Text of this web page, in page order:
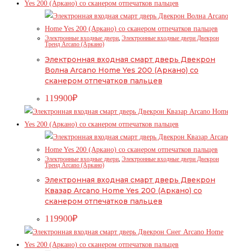
Электронные входные двери, Электронные входные двери Двекрон
Тренд Arcano (Аркано)
Электронная входная смарт дверь Двекрон
Волна Arcano Home Yes 200 (Аркано) со
сканером отпечатков пальцев
119900₽
Электронные входные двери Электронные входные двери Двекрон
Тренд Arcano (Аркано)
Электронная входная смарт дверь Двекрон
Квазар Arcano Home Yes 200 (Аркано) со
сканером отпечатков пальцев
119900₽